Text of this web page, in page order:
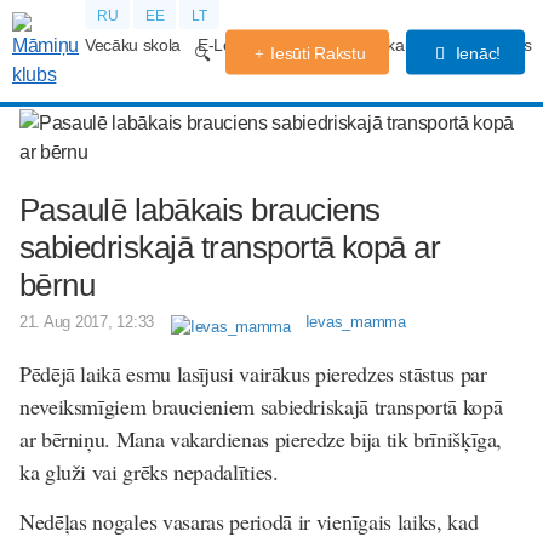
RU EE LT
Vecāku skola E-Lekcijas Grūtniecības kalendārs Forums
Iesūti Rakstu Ienāc!
Pasaulē labākais brauciens
sabiedriskajā transportā kopā ar
bērnu
21. Aug 2017, 12:33 Ievas_mamma
Pēdējā laikā esmu lasījusi vairākus pieredzes stāstus par
neveiksmīgiem braucieniem sabiedriskajā transportā kopā
ar bērniņu. Mana vakardienas pieredze bija tik brīnišķīga,
ka gluži vai grēks nepadalīties.
Nedēļas nogales vasaras periodā ir vienīgais laiks, kad